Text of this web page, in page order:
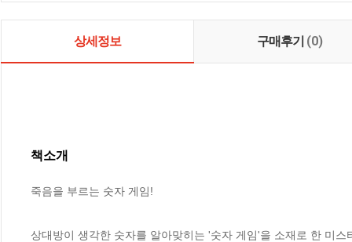
상세정보 구매후기 (0)
책소개
죽음을 부르는 숫자 게임!
상대방이 생각한 숫자를 알아맞히는 '숫자 게임'을 소재로 한 미